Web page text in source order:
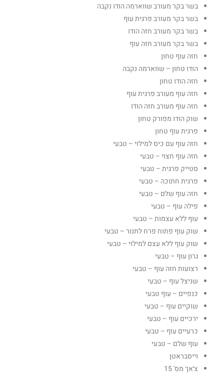
בשר בקר מעורב שווארמה הודו נקבה
בשר בקר מעורב פרגית עוף
בשר בקר מעורב חזה הודו
בשר בקר מעורב חזה עוף
חזה עוף טחון
הודו טחון – שווארמה נקבה
חזה הודו טחון
חזה עוף מעורב פרגית עוף
חזה עוף מעורב חזה הודו
שוק הודו מפורק טחון
פרגית עוף טחון
חזה עוף עם כיס למילוי – טבעי
חזה עוף חצוי – טבעי
סטייק פרגית – טבעי
פרגית חתוכה – טבעי
חזה עוף שלם – טבעי
פילה עוף – טבעי
עוף ללא עצמות – טבעי
שוק עוף פתוח פרח לתנור – טבעי
שוק עוף ללא עצם למילוי – טבעי
גרון עוף – טבעי
רצועות חזה עוף – טבעי
שניצל עוף – טבעי
כנפיים – עוף טבעי
שוקיים עוף – טבעי
ירכיים עוף – טבעי
כרעיים עוף – טבעי
עוף שלם – טבעי
וייסבראטן
צ׳אך מס' 15